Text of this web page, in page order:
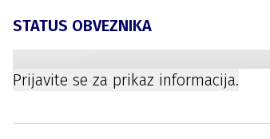
STATUS OBVEZNIKA
Prijavite se za prikaz informacija.